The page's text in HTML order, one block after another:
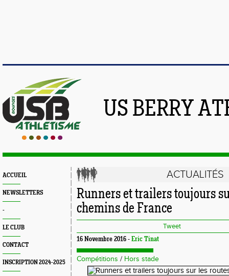
US BERRY
ACCUEIL
NEWSLETTERS
-
LE CLUB
CONTACT
INSCRIPTION 2024-2025
ACTUALITÉS
Runners et trailers toujours
chemins de France
Tweet
16 Novembre 2016 - Eric Tinat
Compétitions / Hors stade